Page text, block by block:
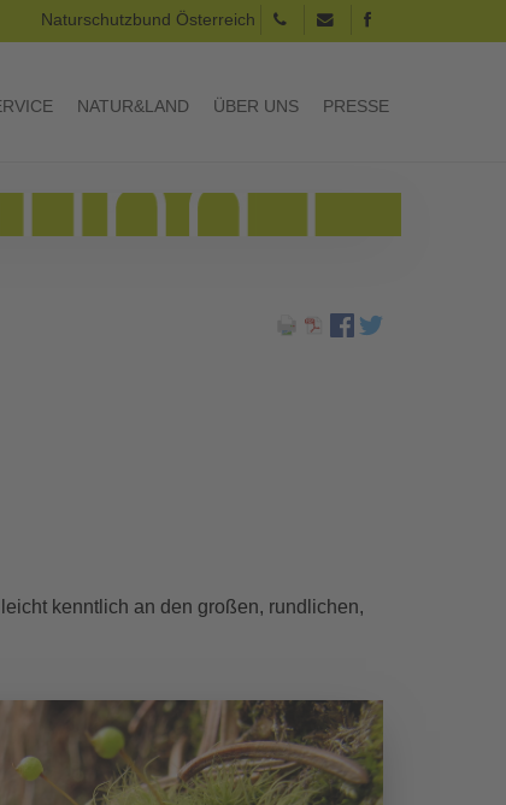
Naturschutzbund Österreich
NATUR&LAND ÜBER UNS PRESSE
kenntlich an den großen, rundlichen,